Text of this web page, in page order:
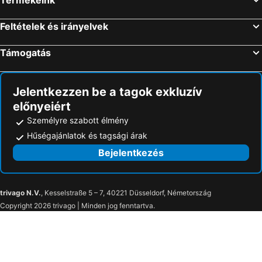
Aalsmeer, pet friendly hotels
Weesp, pet friendly hotels
Overberg, pet friendly hotels
Ede, pet friendly hotels
Feltételek és irányelvek
Támogatás
Jelentkezzen be a tagok exkluzív
előnyeiért
Személyre szabott élmény
Hűségajánlatok és tagsági árak
Bejelentkezés
trivago N.V., Kesselstraße 5 – 7, 40221 Düsseldorf, Németország
Copyright 2026 trivago | Minden jog fenntartva.